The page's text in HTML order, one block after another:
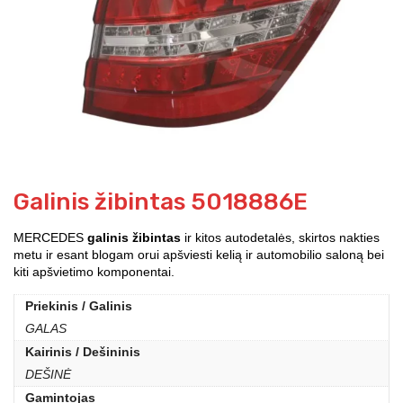
Galinis žibintas 5018886E
MERCEDES galinis žibintas ir kitos autodetalės, skirtos nakties
metu ir esant blogam orui apšviesti kelią ir automobilio saloną bei
kiti apšvietimo komponentai.
Priekinis / Galinis
GALAS
Kairinis / Dešininis
DEŠINĖ
Gamintojas